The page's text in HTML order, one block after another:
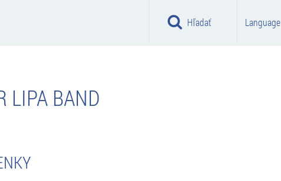
Hľadať Language
LIPA BAND